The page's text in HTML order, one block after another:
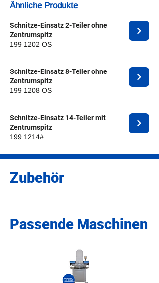
Ähnliche Produkte
Schnitze-Einsatz 2-Teiler ohne
Zentrumspitz
199 1202 OS
Schnitze-Einsatz 8-Teiler ohne
Zentrumspitz
199 1208 OS
Schnitze-Einsatz 14-Teiler mit
Zentrumspitz
199 1214#
Zubehör
Passende Maschinen